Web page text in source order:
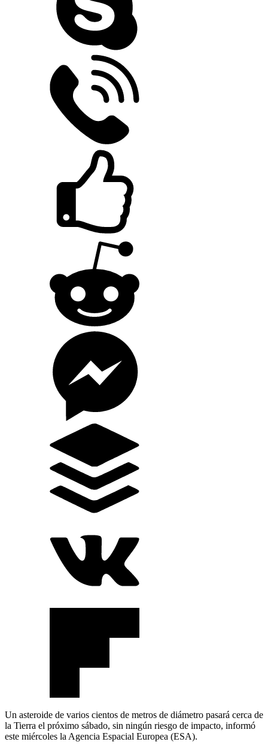
Un asteroide de varios cientos de metros de diámetro pasará cerca de
la Tierra el próximo sábado, sin ningún riesgo de impacto, informó
este miércoles la Agencia Espacial Europea (ESA).